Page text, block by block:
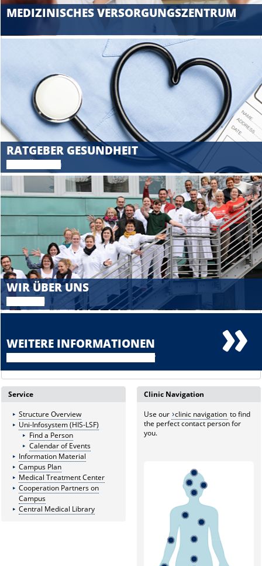
MEDIZINISCHES VERSORGUNGSZENTRUM
RATGEBER GESUNDHEIT
WIR ÜBER UNS
WEITERE INFORMATIONEN
Service
Structure Overview
Uni-Infosystem (HIS-LSF)
Find a Person
Calendar of Events
Information Material
Campus Plan
Medical Treatment Center
Cooperation Partners on
Campus
Central Medical Library
Clinic Navigation
Use our clinic navigation to find
the perfect contact person for
you.